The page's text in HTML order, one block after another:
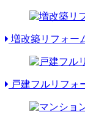
増改築リフォー
戸建フルリフォ